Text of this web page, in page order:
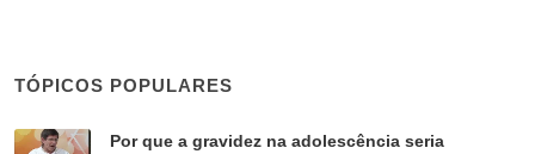
TÓPICOS POPULARES
Por que a gravidez na adolescência seria